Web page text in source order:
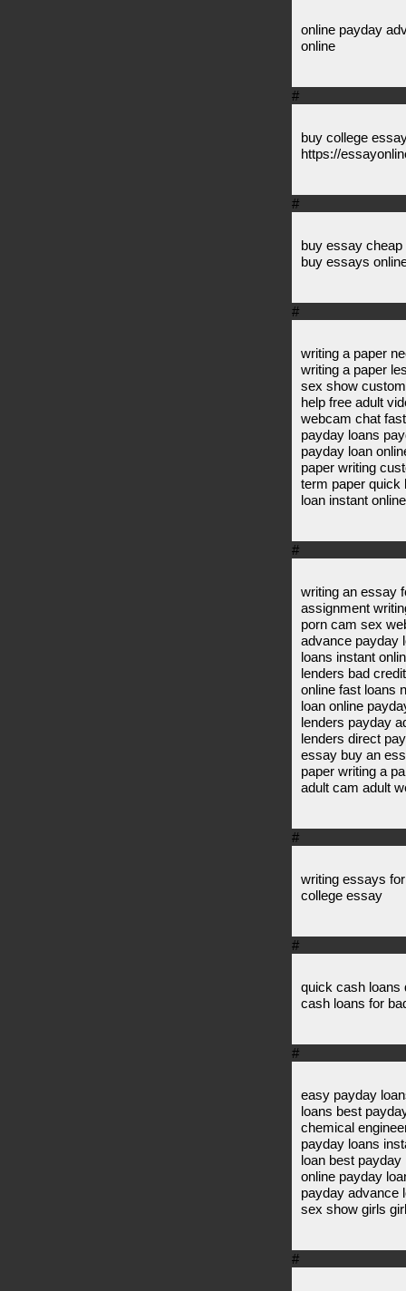
online payday
online
#
buy college
https://
#
buy essay
buy essays
#
writing a paper
writing a paper
sex show
help free adult
webcam chat
payday loans
payday loan
paper writing
term paper quick
loan instant
#
writing an essay
assignment
porn cam sex
advance payday
loans instant
lenders bad
online fast loans
loan online
lenders payday
lenders direct
essay buy an
paper writing a
adult cam adult
#
writing essays
college essay
#
quick cash loans
cash loans for
#
easy payday
loans best
chemical
payday loans
loan best
online payday
payday advance
sex show girls
#